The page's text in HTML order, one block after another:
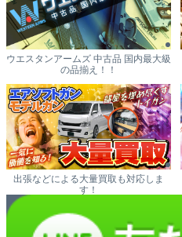
ウエスタンアームズ 中古品 国内最大級
の品揃え！！
出張などによる大量買取も対応しま
す！